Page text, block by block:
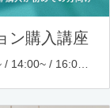
ン購入講座
木・金・土・日・祝日開催 10:30~ / 13:00~ / 14:00~ / 16:00~ / 17:00~/ 18:30~/ 19:30~